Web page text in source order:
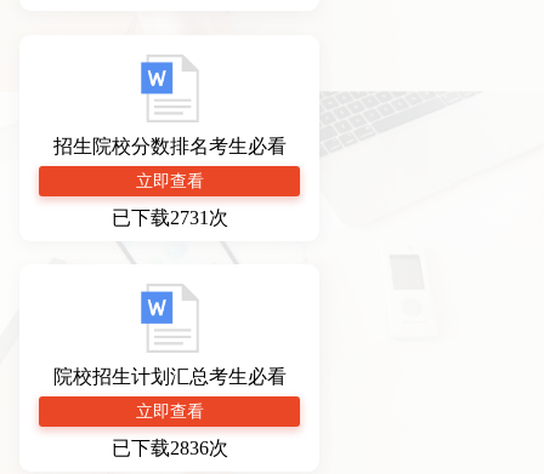
招生院校分数排名考生必看
立即查看
已下载2731次
院校招生计划汇总考生必看
立即查看
已下载2836次